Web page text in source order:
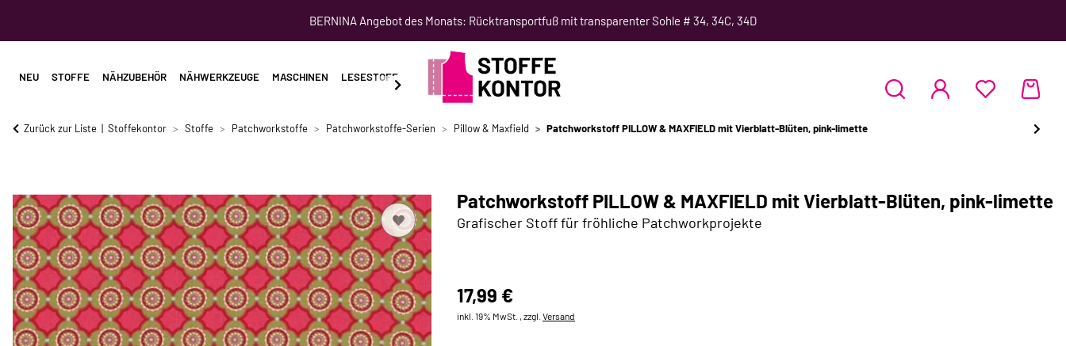
BERNINA Angebot des Monats: Rücktransportfuß mit transparenter Sohle # 34, 34C, 34D
NEU STOFFE NÄHZUBEHÖR NÄHWERKZEUGE MASCHINEN LESESTOFF SCHNITTMUSTER NÄHKURSE
Zurück zur Liste Stoffekontor Stoffe Patchworkstoffe Patchworkstoffe-Serien Pillow & Maxfield Patchworkstoff PILLOW & MAXFIELD mit Vierblatt-Blüten, pink-limette
Patchworkstoff PILLOW & MAXFIELD mit Vierblatt-Blüten, pink-limette
Grafischer Stoff für fröhliche Patchworkprojekte
17,99 €
inkl. 19% MwSt. , zzgl. Versand